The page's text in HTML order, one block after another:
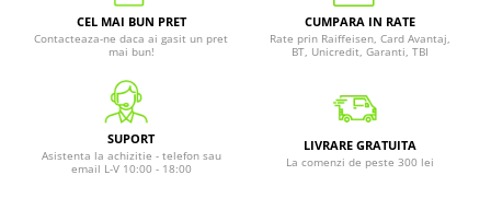
CEL MAI BUN PRET
Contacteaza-ne daca ai gasit un pret
mai bun!
CUMPARA IN RATE
Rate prin Raiffeisen, Card Avantaj,
BT, Unicredit, Garanti, TBI
SUPORT
Asistenta la achizitie - telefon sau
email L-V 10:00 - 18:00
LIVRARE GRATUITA
La comenzi de peste 300 lei